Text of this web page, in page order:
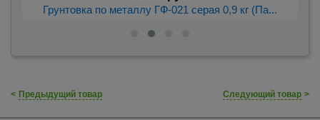
Грунтовка по металлу ГФ-021 серая 0,9 кг (Па...
< Предыдущий товар Следующий товар >